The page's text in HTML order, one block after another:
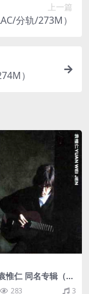
上一篇
分轨/273M）
）
惟仁 同名专辑（20
轨/268M）
283 3